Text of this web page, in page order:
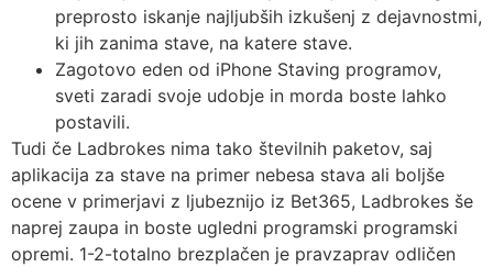
preprosto iskanje najljubših izkušenj z dejavnostmi,
ki jih zanima stave, na katere stave.
Zagotovo eden od iPhone Staving programov,
sveti zaradi svoje udobje in morda boste lahko
postavili.
Tudi če Ladbrokes nima tako številnih paketov, saj
aplikacija za stave na primer nebesa stava ali boljše
ocene v primerjavi z ljubeznijo iz Bet365, Ladbrokes še
naprej zaupa in boste ugledni programski programski
opremi. 1-2-totalno brezplačen je pravzaprav odličen